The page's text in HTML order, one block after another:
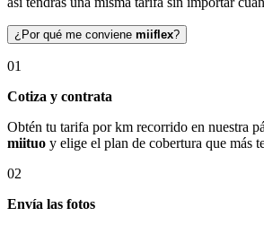
¿Por qué me conviene miiflex?
01
Cotiza y contrata
Obtén tu tarifa por km recorrido en nuestra
miituo y elige el plan de cobertura que más
02
Envía las fotos